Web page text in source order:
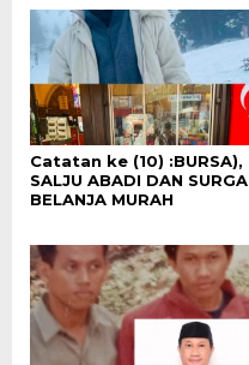
Catatan ke (10) :BURSA),
SALJU ABADI DAN SURGA
BELANJA MURAH